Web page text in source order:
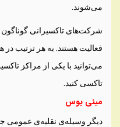
می‌شوند.
شرکت‌های تاکسیرانی
فعالیت هستند. به هر ترتیب
می‌توانید با یکی از مراکز
تاکسی کنید.
مینی بوس
دیگر وسیله‌ی نقلیه‌ی عمومی